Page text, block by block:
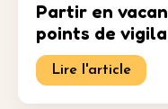
Partir en
points de
Lire l'article